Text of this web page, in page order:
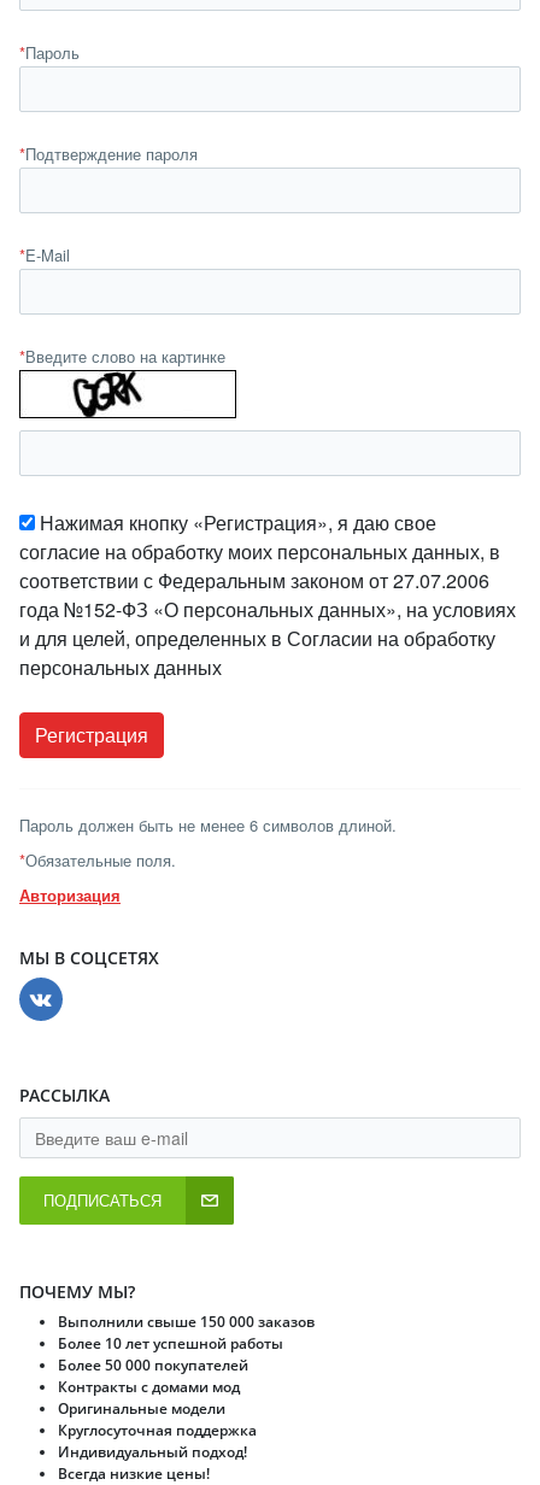
*Пароль
*Подтверждение пароля
*E-Mail
*Введите слово на картинке
Нажимая кнопку «Регистрация», я даю свое
согласие на обработку моих персональных данных, в
соответствии с Федеральным законом от 27.07.2006
года №152-ФЗ «О персональных данных», на условиях
и для целей, определенных в Согласии на обработку
персональных данных
Пароль должен быть не менее 6 символов длиной.
*Обязательные поля.
Авторизация
МЫ В СОЦСЕТЯХ
РАССЫЛКА
ПОДПИСАТЬСЯ
ПОЧЕМУ МЫ?
Выполнили свыше 150 000 заказов
Более 10 лет успешной работы
Более 50 000 покупателей
Контракты с домами мод
Оригинальные модели
Круглосуточная поддержка
Индивидуальный подход!
Всегда низкие цены!